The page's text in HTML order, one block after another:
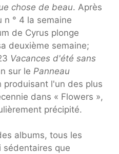
chose de beau. Après
° 4 la semaine
de Cyrus plonge
deuxième semaine;
Vacances d'été sans
sur le Panneau
produisant l'un des plus
dans « Flowers »,
précipité.
albums, tous les
sédentaires que